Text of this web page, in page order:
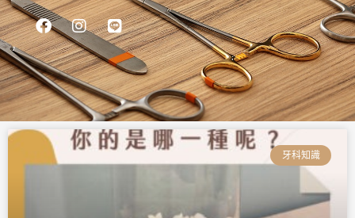
FacebookInstagram
Line
牙科知識
頁
面
頁
面
頁 頁 頁
面
頁
面